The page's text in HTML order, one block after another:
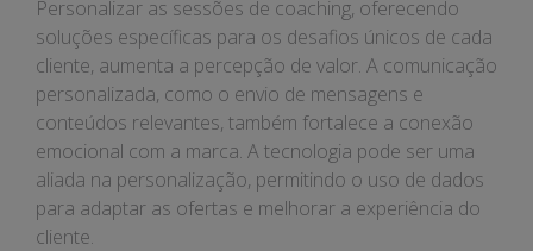
Personalizar as sessões de coaching, oferecendo
soluções específicas para os desafios únicos de cada
cliente, aumenta a percepção de valor. A comunicação
personalizada, como o envio de mensagens e
conteúdos relevantes, também fortalece a conexão
emocional com a marca. A tecnologia pode ser uma
aliada na personalização, permitindo o uso de dados
para adaptar as ofertas e melhorar a experiência do
cliente.